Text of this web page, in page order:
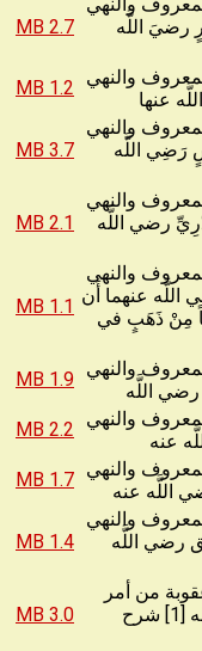
رضيَ اللَّه
2.7 MB
والنهي
1.2 MB
والنهي
رَضِي اللَّه
3.7 MB
والنهي
رضي اللَّه
2.1 MB
والنهي
اللَّه عنهما أَن
مِنْ ذَهَبٍ في
1.1 MB
والنهي 1.9 MB
والنهي
2.2 MB
والنهي 1.7 MB
والنهي
رضي اللَّه
1.4 MB
من أمر
بمعروف أَوْ نهى عن منكر وخالف قولُه فِعله [1] شرح
3.0 MB